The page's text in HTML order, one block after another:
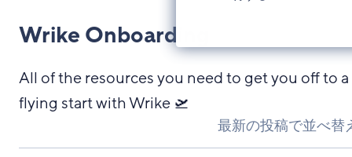
Wrike Onboarding
All of the resources you need to get you off to a
flying start with Wrike 🛫
最新の投稿で並べ替